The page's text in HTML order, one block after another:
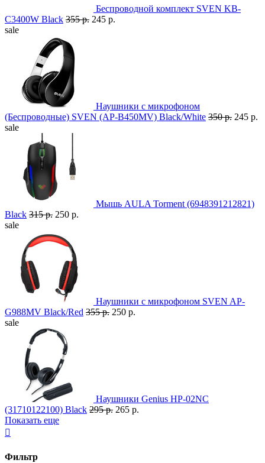
Беспроводной комплект SVEN KB-
C3400W Black 355 р. 245 р.
sale
Наушники с микрофоном
(Беспроводные) SVEN (AP-B450MV) Black/White 350 р. 245 р.
sale
Мышь AULA Torment (6948391212821)
Black 315 р. 250 р.
sale
Наушники с микрофоном SVEN AP-
G988MV Black/Red 355 р. 250 р.
sale
Наушники Genius HP-02NC
(31710122100) Black 295 р. 265 р.
Показать еще

Фильтр